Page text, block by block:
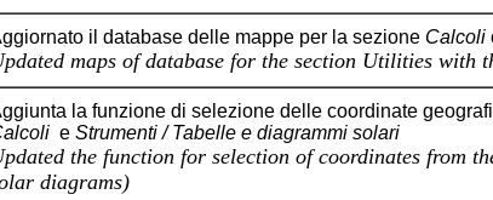
il database delle mappe per la sezione Calcoli
maps of database for the section Utilities with
la funzione di selezione delle coordinate
e Strumenti / Tabelle e diagrammi solari
the function for selection of coordinates from
diagrams)